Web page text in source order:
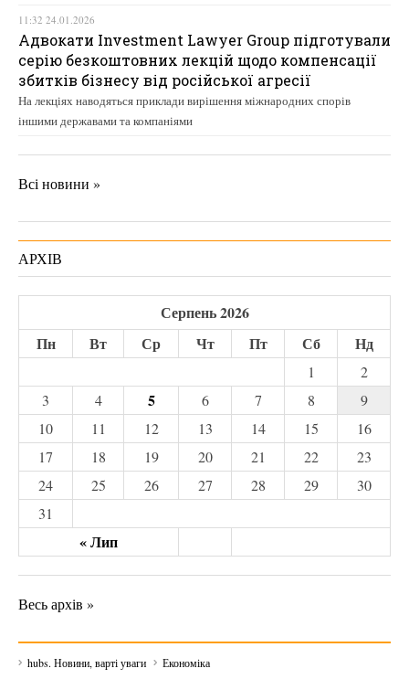
11:32 24.01.2026
Адвокати Investment Lawyer Group підготували
серію безкоштовних лекцій щодо компенсації
збитків бізнесу від російської агресії
На лекціях наводяться приклади вирішення міжнародних спорів
іншими державами та компаніями
Всі новини »
АРХІВ
Серпень 2026
Пн
Вт Ср Чт Пт Сб Нд
« Лип
1
2
3
4 5 6 7 8
9
10
11 12 13 14 15
16
17
18 19 20 21 22
23
24
25 26 27 28 29
30
31
Весь архів »
hubs. Новини, варті уваги
Економіка